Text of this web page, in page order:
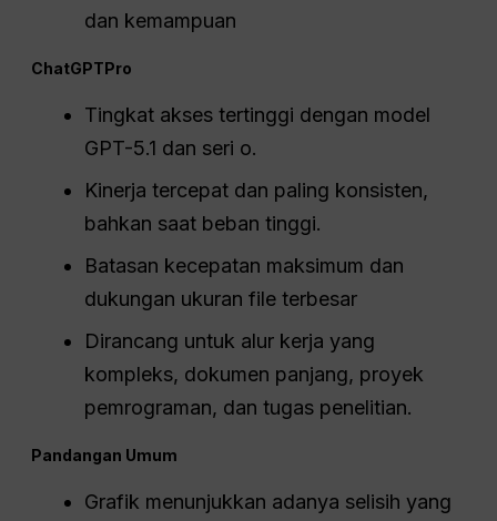
dan kemampuan
ChatGPTPro
Tingkat akses tertinggi dengan model
GPT-5.1 dan seri o.
Kinerja tercepat dan paling konsisten,
bahkan saat beban tinggi.
Batasan kecepatan maksimum dan
dukungan ukuran file terbesar
Dirancang untuk alur kerja yang
kompleks, dokumen panjang, proyek
pemrograman, dan tugas penelitian.
Pandangan Umum
Grafik menunjukkan adanya selisih yang